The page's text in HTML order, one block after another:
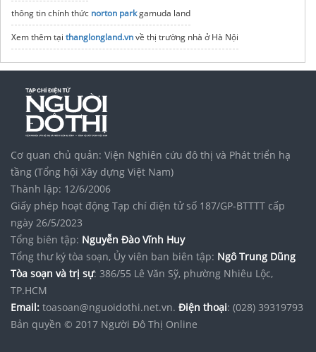
thông tin chính thức norton parkgamuda land
Xem thêm tại thanglongland.vnvề thị trường nhà ở Hà Nội
Cơ quan chủ quản: Viện Nghiên cứu đô thị và Phát triển hạ
tầng (Tổng hội Xây dựng Việt Nam)
Thành lập: 12/6/2006
Giấy phép hoạt động Tạp chí điện tử số 187/GP-BTTTT cấp
ngày 26/5/2023
Tổng biên tập: Nguyễn Đào Vĩnh Huy
Tổng thư ký tòa soạn, Ủy viên ban biên tập: Ngô Trung Dũng
Tòa soạn và trị sự: 386/55 Lê Văn Sỹ, phường Nhiêu Lộc,
TP.HCM
Email: toasoan@nguoidothi.net.vn. Điện thoại: (028) 39319793
Bản quyền © 2017 Người Đô Thị Online